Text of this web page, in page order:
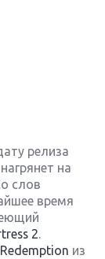
релиза
на
слов
время
2.
из